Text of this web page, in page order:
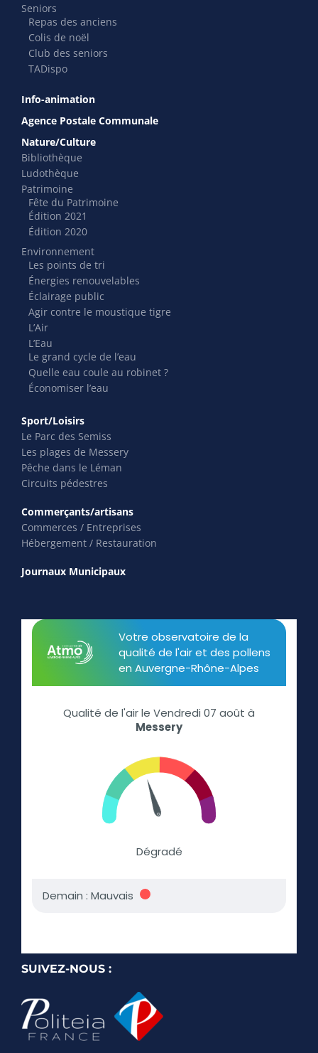
Seniors
Repas des anciens
Colis de noël
Club des seniors
TADispo
Info-animation
Agence Postale Communale
Nature/Culture
Bibliothèque
Ludothèque
Patrimoine
Fête du Patrimoine
Édition 2021
Édition 2020
Environnement
Les points de tri
Énergies renouvelables
Éclairage public
Agir contre le moustique tigre
L’Air
L’Eau
Le grand cycle de l’eau
Quelle eau coule au robinet ?
Économiser l’eau
Sport/Loisirs
Le Parc des Semiss
Les plages de Messery
Pêche dans le Léman
Circuits pédestres
Commerçants/artisans
Commerces / Entreprises
Hébergement / Restauration
Journaux Municipaux
SUIVEZ-NOUS :